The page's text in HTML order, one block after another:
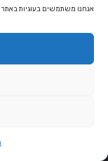
אנחנו משתמשים בעוגיות
משפטים לחשיבה